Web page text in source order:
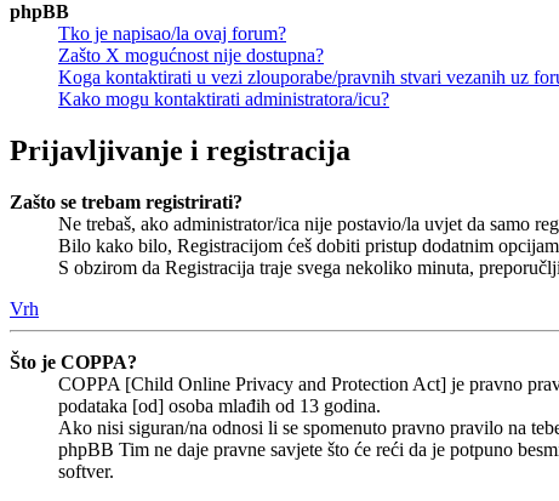
phpBB
Tko je napisao/la ovaj forum?
Zašto X mogućnost nije dostupna?
Koga kontaktirati u vezi zlouporabe/pravnih stvari vezanih uz
Kako mogu kontaktirati administratora/icu?
Prijavljivanje i registracija
Zašto se trebam registrirati?
Ne trebaš, ako administrator/ica nije postavio/la uvjet da samo
Bilo kako bilo, Registracijom ćeš dobiti pristup dodatnim
S obzirom da Registracija traje svega nekoliko minuta,
Vrh
Što je COPPA?
COPPA [Child Online Privacy and Protection Act] je pravno
podataka [od] osoba mlađih od 13 godina.
Ako nisi siguran/na odnosi li se spomenuto pravno pravilo na
phpBB Tim ne daje pravne savjete što će reći da je potpuno
softver.